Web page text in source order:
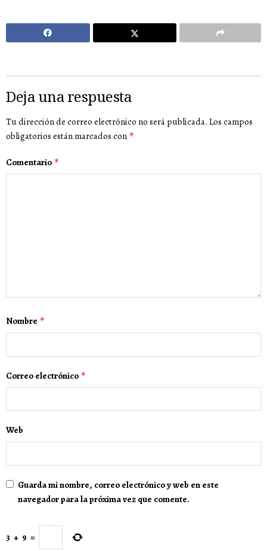
Deja una respuesta
Tu dirección de correo electrónico no será publicada. Los campos
obligatorios están marcados con *
Comentario *
Nombre *
Correo electrónico *
Web
Guarda mi nombre, correo electrónico y web en este
navegador para la próxima vez que comente.
3 + 9 =